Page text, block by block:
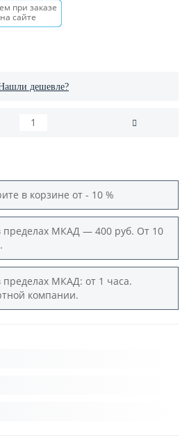
при заказе
на сайте
дешевле?
в корзине от - 10 %
пределах МКАД — 400 руб. От 10
пределах МКАД: от 1 часа.
компании.